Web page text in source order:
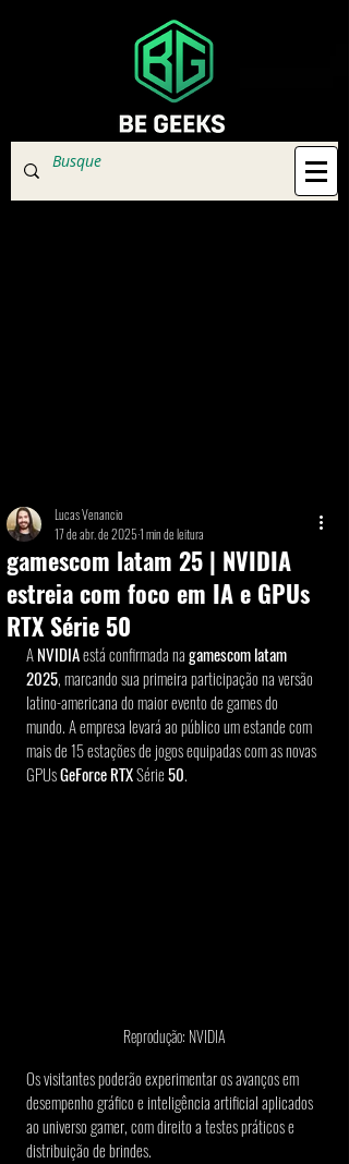
gamescom latam 25 | NVIDIA
estreia com foco em IA e GPUs
RTX Série 50
Lucas Venancio
17 de abr. de 20251 min de leitura
A NVIDIA está confirmada na gamescom latam
2025, marcando sua primeira participação na versão
latino-americana do maior evento de games do
mundo. A empresa levará ao público um estande com
mais de 15 estações de jogos equipadas com as novas
GPUs GeForce RTX Série 50.
Reprodução: NVIDIA
Os visitantes poderão experimentar os avanços em
desempenho gráfico e inteligência artificial aplicados
ao universo gamer, com direito a testes práticos e
distribuição de brindes.